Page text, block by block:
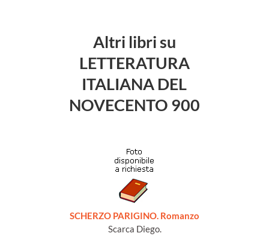
Altri libri su
LETTERATURA
ITALIANA DEL
NOVECENTO 900
SCHERZO PARIGINO. Romanzo
Scarca Diego.